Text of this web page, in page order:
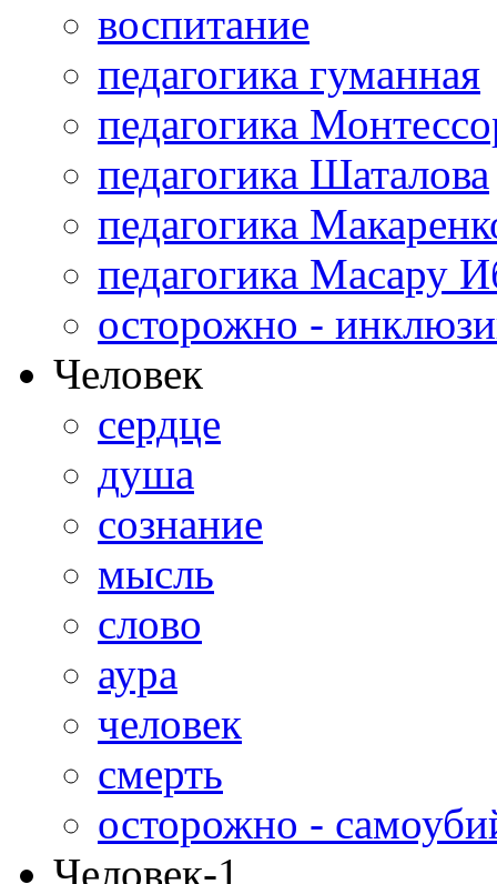
воспитание
педагогика гуманная
педагогика
педагогика Шаталова
педагогика
педагогика Масару
осторожно -
Человек
сердце
душа
сознание
мысль
слово
аура
человек
смерть
осторожно -
Человек-1